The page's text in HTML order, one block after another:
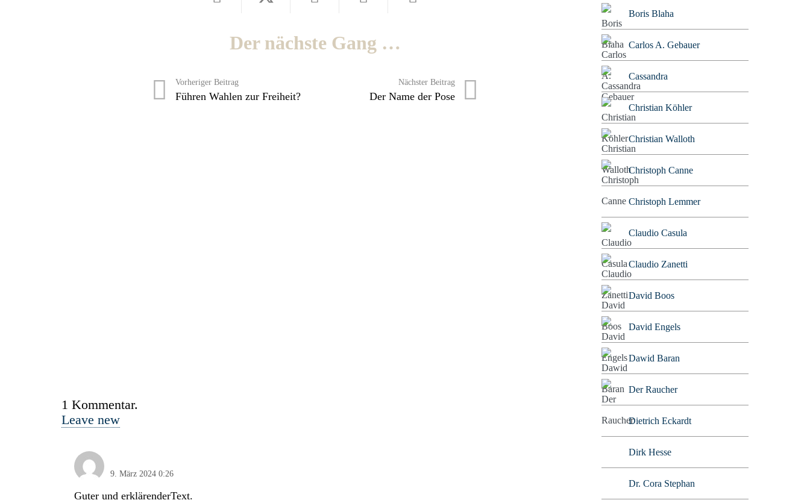
Der nächste Gang …
Vorheriger Beitrag
Führen Wahlen zur Freiheit?
Nächster Beitrag
Der Name der Pose
1 Kommentar.
Leave new
9. März 2024 0:26
Guter und erklärenderText.
Boris Blaha
Carlos A. Gebauer
Cassandra
Christian Köhler
Christian Walloth
Christoph Canne
Christoph Lemmer
Claudio Casula
Claudio Zanetti
David Boos
David Engels
Dawid Baran
Der Raucher
Dietrich Eckardt
Dirk Hesse
Dr. Cora Stephan